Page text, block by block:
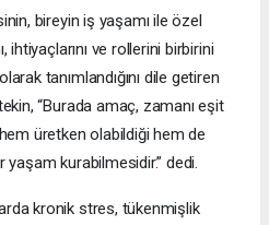
bireyin iş yaşamı ile özel
ihtiyaçlarını ve rollerini birbirini
tanımlandığını dile getiren
“Burada amaç, zamanı eşit
üretken olabildiği hem de
kurabilmesidir.” dedi.
kronik stres, tükenmişlik